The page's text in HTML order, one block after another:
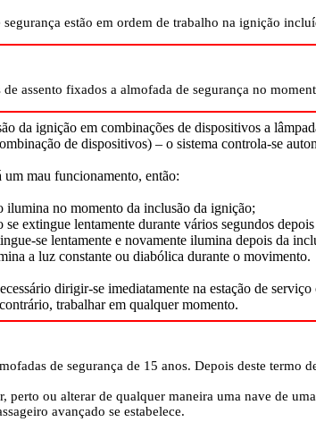
segurança estão em ordem de trabalho na ignição
assento fixados a almofada de segurança no
da ignição em combinações de dispositivos a
de dispositivos) – o sistema controla-se
um mau funcionamento, então:
ilumina no momento da inclusão da ignição;
se extingue lentamente durante vários segundos
se lentamente e novamente ilumina depois da
a luz constante ou diabólica durante o movimento.
dirigir-se imediatamente na estação de
trabalhar em qualquer momento.
de segurança de 15 anos. Depois deste termo
perto ou alterar de qualquer maneira uma nave de
avançado se estabelece.